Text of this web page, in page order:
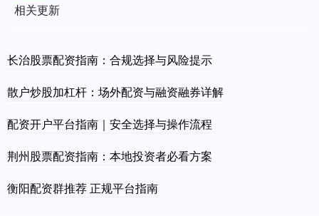
相关更新
长治股票配资指南：合规选择与风险提示
散户炒股加杠杆：场外配资与融资融券详解
配资开户平台指南｜安全选择与操作流程
荆州股票配资指南：本地投资者必看方案
衡阳配资群推荐 正规平台指南